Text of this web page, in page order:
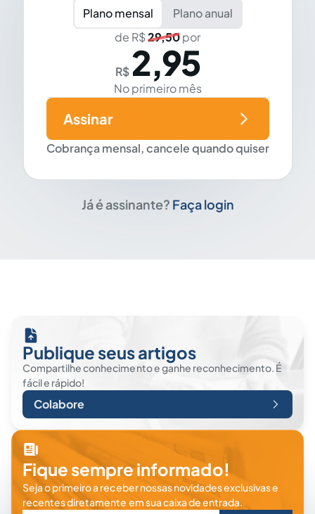
Plano mensal
Plano anual
de R$29,50por
R$ 2,95
No primeiro mês
Cobrança mensal, cancele quando quiser
Assinar
Já é assinante? Faça login
Publique seus artigos
Compartilhe conhecimento e ganhe reconhecimento. É
fácil e rápido!
Colabore
Fique sempre informado!
Seja o primeiro a receber nossas novidades exclusivas e
recentes diretamente em sua caixa de entrada.